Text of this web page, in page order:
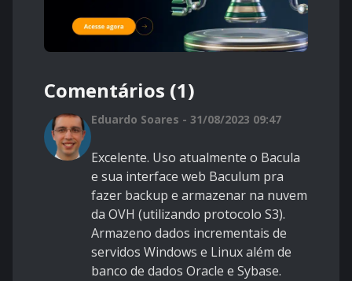
Comentários (1)
Eduardo Soares - 31/08/2023 09:47
Excelente. Uso atualmente o Bacula
e sua interface web Baculum pra
fazer backup e armazenar na nuvem
da OVH (utilizando protocolo S3).
Armazeno dados incrementais de
servidos Windows e Linux além de
banco de dados Oracle e Sybase.